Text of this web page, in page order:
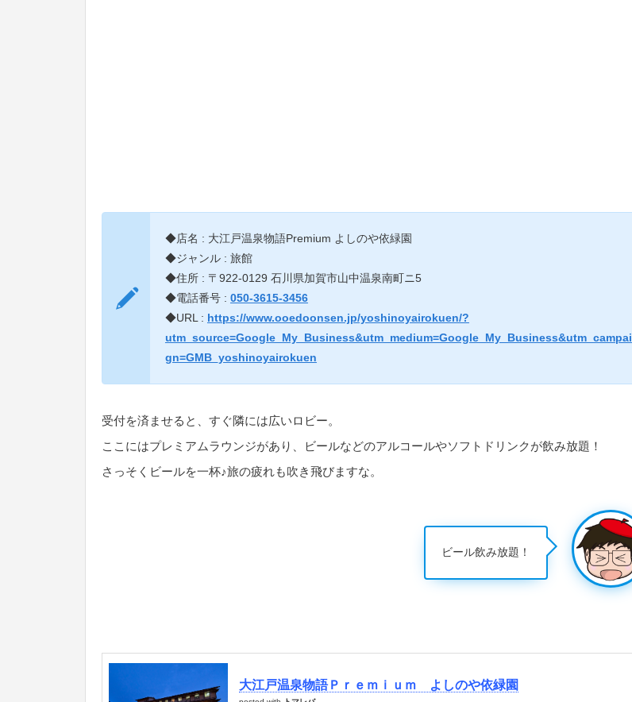
◆店名 : 大江戸温泉物語Premium よしのや依緑園
◆ジャンル : 旅館
◆住所 : 〒922-0129 石川県加賀市山中温泉南町ニ5
◆電話番号 : 050-3615-3456
◆URL : https://www.ooedoonsen.jp/yoshinoyairokuen/?
utm_source=Google_My_Business&utm_medium=Google_My_Business&utm_campai
gn=GMB_yoshinoyairokuen
受付を済ませると、すぐ隣には広いロビー。
ここにはプレミアムラウンジがあり、ビールなどのアルコールやソフトドリンクが飲み放題！
さっそくビールを一杯♪旅の疲れも吹き飛びますな。
ビール飲み放題！
大江戸温泉物語Ｐｒｅｍｉｕｍ よしのや依緑園